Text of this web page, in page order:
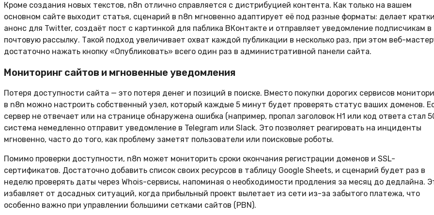
Кроме создания новых текстов, n8n отлично справляется с дистрибуцией контента. Как только на вашем
основном сайте выходит статья, сценарий в n8n мгновенно адаптирует её под разные форматы: делает
анонс для Twitter, создаёт пост с картинкой для паблика ВКонтакте и отправляет уведомление подписчикам в
почтовую рассылку. Такой подход увеличивает охват каждой публикации в несколько раз, при этом веб-
достаточно нажать кнопку «Опубликовать» всего один раз в административной панели сайта.
Мониторинг сайтов и мгновенные уведомления
Потеря доступности сайта — это потеря денег и позиций в поиске. Вместо покупки дорогих сервисов
в n8n можно настроить собственный узел, который каждые 5 минут будет проверять статус ваших доменов.
сервер не отвечает или на странице обнаружена ошибка (например, пропал заголовок H1 или код ответа стал
система немедленно отправит уведомление в Telegram или Slack. Это позволяет реагировать на инциденты
мгновенно, часто до того, как проблему заметят пользователи или поисковые роботы.
Помимо проверки доступности, n8n может мониторить сроки окончания регистрации доменов и SSL-
сертификатов. Достаточно добавить список своих ресурсов в таблицу Google Sheets, и сценарий будет раз в
неделю проверять даты через Whois-сервисы, напоминая о необходимости продления за месяц до дедлайна.
избавляет от досадных ситуаций, когда прибыльный проект вылетает из сети из-за забытого платежа, что
особенно важно при управлении большими сетками сайтов (PBN).